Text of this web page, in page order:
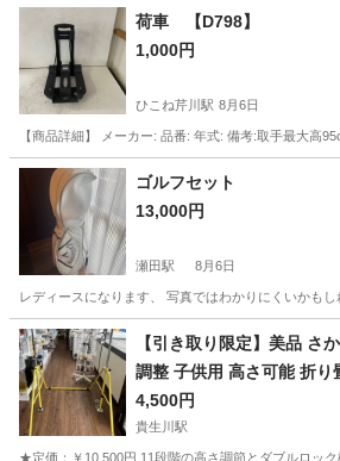
滋賀 彦根市 ひこね芹川駅
荷車 【D798】
1,000円
ひこね芹川駅 8月6日
【商品詳細】 メーカー: 品番: 年式: 備考:取手最大
滋賀 彦根市 ひこね芹川駅
ゴルフセット
13,000円
瀬田駅 8月6日
レディースになります、 写真ではわかりにくいかも
滋賀 大津市 瀬田駅 スポーツ
【引き取り限定】美品 さ
調整 子供用 高さ可能 折り
4,500円
貴生川駅
★定価：￥10,500円 11段階の高さ調節とダブルロッ